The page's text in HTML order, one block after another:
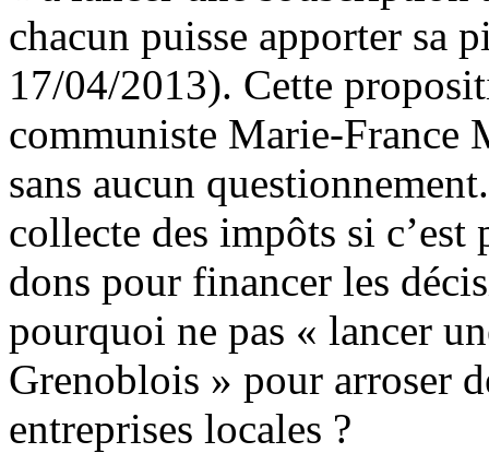
chacun puisse apporter sa
17/04/2013). Cette
communiste Marie-France
sans aucun
collecte des impôts si c’est
dons pour financer les
pourquoi ne pas « lancer
Grenoblois » pour arroser
entreprises locales ?